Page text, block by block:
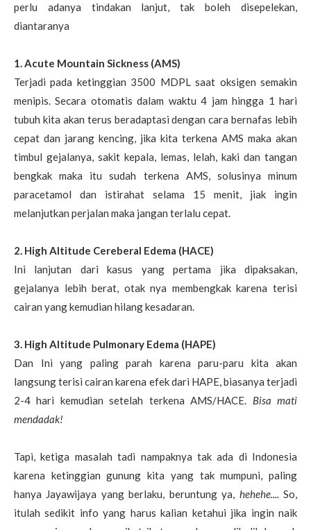
perlu adanya tindakan lanjut, tak boleh disepelekan,
diantaranya
1. Acute Mountain Sickness (AMS)
Terjadi pada ketinggian 3500 MDPL saat oksigen semakin
menipis. Secara otomatis dalam waktu 4 jam hingga 1 hari
tubuh kita akan terus beradaptasi dengan cara bernafas lebih
cepat dan jarang kencing, jika kita terkena AMS maka akan
timbul gejalanya, sakit kepala, lemas, lelah, kaki dan tangan
bengkak maka itu sudah terkena AMS, solusinya minum
paracetamol dan istirahat selama 15 menit, jiak ingin
melanjutkan perjalan maka jangan terlalu cepat.
2. High Altitude Cereberal Edema (HACE)
Ini lanjutan dari kasus yang pertama jika dipaksakan,
gejalanya lebih berat, otak nya membengkak karena terisi
cairan yang kemudian hilang kesadaran.
3. High Altitude Pulmonary Edema (HAPE)
Dan Ini yang paling parah karena paru-paru kita akan
langsung terisi cairan karena efek dari HAPE, biasanya terjadi
2-4 hari kemudian setelah terkena AMS/HACE. Bisa mati
mendadak!
Tapi, ketiga masalah tadi nampaknya tak ada di Indonesia
karena ketinggian gunung kita yang tak mumpuni, paling
hanya Jayawijaya yang berlaku, beruntung ya, hehehe.... So,
itulah sedikit info yang harus kalian ketahui jika ingin naik